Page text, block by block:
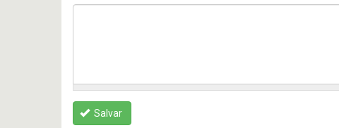
Salvar